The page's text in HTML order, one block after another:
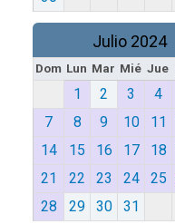
Julio 2024
Dom Lun Mar Mié Jue
1 2 3 4
7
8 9 10 11
14
15 16 17 18
21
22 23 24 25
28
29 30 31